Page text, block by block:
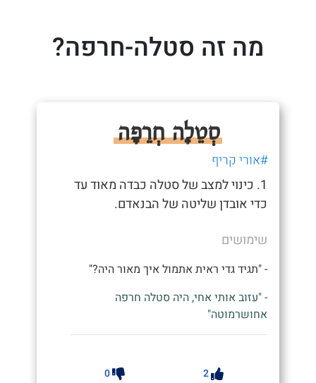
מה זה סטלה-חרפה?
סְטֵלָה חְרֵפָה
#אורי קריף
1. כינוי למצב של סטלה כבדה מאוד עד
כדי אובדן שליטה של הבנאדם.
שימושים
- "תגיד גדי ראית אתמול איך מאור היה?"
- "עזוב אותי אחי, היה סטלה חרפה
אחושרמוטה"
2
0